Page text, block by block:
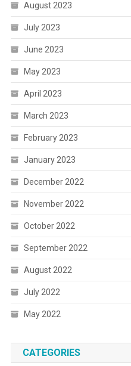
August 2023
July 2023
June 2023
May 2023
April 2023
March 2023
February 2023
January 2023
December 2022
November 2022
October 2022
September 2022
August 2022
July 2022
May 2022
CATEGORIES